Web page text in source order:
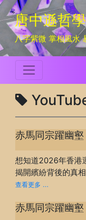
唐中遜哲
八字紫微 掌相風水
赤馬同宗躍幽
想知道2026年香港
揭開繽紛背後的真相
查看更多 ...
赤馬同宗躍幽